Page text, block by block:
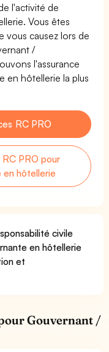
l'activité de
Vous êtes
vous causez lors de
/
l'assurance
en hôtellerie la plus
RC PRO
PRO pour
en hôtellerie
civile
en hôtellerie
et
Gouvernant /